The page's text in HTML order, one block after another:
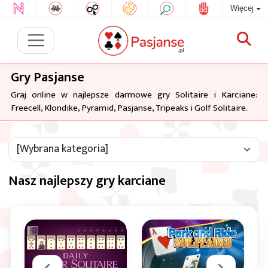
Więcej
Gry Pasjanse
Graj online w najlepsze darmowe gry Solitaire i Karciane:
Freecell, Klondike, Pyramid, Pasjanse, Tripeaks i Golf Solitaire.
Nasz najlepszy gry karciane